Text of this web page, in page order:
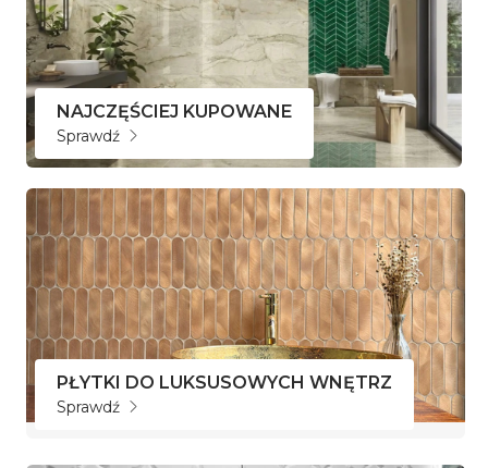
NAJCZĘŚCIEJ KUPOWANE
Sprawdź
PŁYTKI DO LUKSUSOWYCH WNĘTRZ
Sprawdź